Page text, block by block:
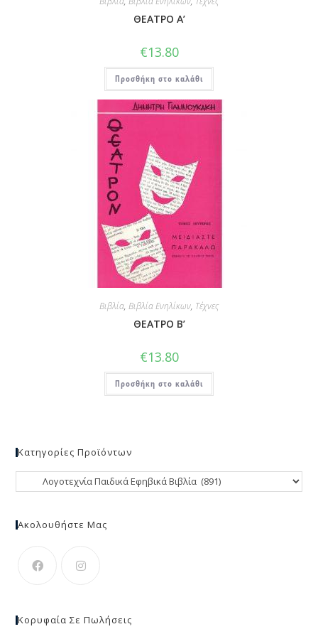
ΘΕΑΤΡΟ Α’
€13.80
Προσθήκη στο καλάθι
Βιβλία, Βιβλία Ενηλίκων, Τέχνες
ΘΕΑΤΡΟ Β’
€13.80
Προσθήκη στο καλάθι
Κατηγορίες Προϊόντων
Ακολουθήστε Μας
Κορυφαία Σε Πωλήσεις